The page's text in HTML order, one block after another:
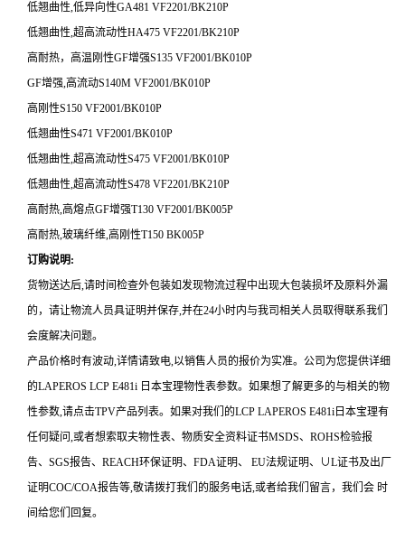
低翘曲性,低异向性GA481 VF2201/BK210P
低翘曲性,超高流动性HA475 VF2201/BK210P
高耐热，高温刚性GF增强S135 VF2001/BK010P
GF增强,高流动S140M VF2001/BK010P
高刚性S150 VF2001/BK010P
低翘曲性S471 VF2001/BK010P
低翘曲性,超高流动性S475 VF2001/BK010P
低翘曲性,超高流动性S478 VF2201/BK210P
高耐热,高熔点GF增强T130 VF2001/BK005P
高耐热,玻璃纤维,高刚性T150 BK005P
订购说明:
货物送达后,请时间检查外包装如发现物流过程中出现大包装损坏及原料外漏
的，请让物流人员具证明并保存,并在24小时内与我司相关人员取得联系我们
会度解决问题。
产品价格时有波动,详情请致电,以销售人员的报价为实准。公司为您提供详细
的LAPEROS LCP E481i 日本宝理物性表参数。如果想了解更多的与相关的物
性参数,请点击TPV产品列表。如果对我们的LCP LAPEROS E481i 日本宝理有
任何疑问 ,或者想索取夫物性表、物质安全资料证书MSDS、 ROHS检验报
告、 SGS报告、 REACH环保证明、 FDA证明、 EU法规证明、 ∪L证书及出厂
证明COC/COA报告等,敬请拨打我们的服务电话,或者给我们留言，我们会 时
间给您们回复。